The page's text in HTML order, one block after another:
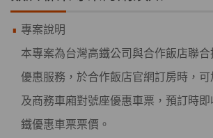
專案說明
本專案為台灣高鐵公司與合作飯店聯
優惠服務，於合作飯店官網訂房時，
及商務車廂對號座優惠車票，預訂時
鐵優惠車票票價。